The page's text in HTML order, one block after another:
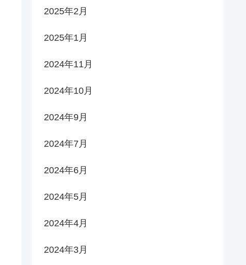
2025年2月
2025年1月
2024年11月
2024年10月
2024年9月
2024年7月
2024年6月
2024年5月
2024年4月
2024年3月